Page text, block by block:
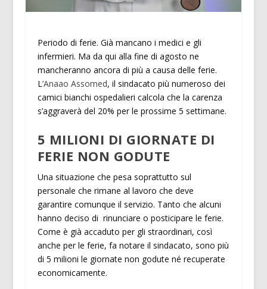
Periodo di ferie. Già mancano i medici e gli
infermieri. Ma da qui alla fine di agosto ne
mancheranno ancora di più a causa delle ferie.
L ’Anaao Assomed, il sindacato più numeroso dei
camici bianchi ospedalieri calcola che la carenza
s’aggraverà del 20% per le prossime 5 settimane.
5 MILIONI DI GIORNATE DI
FERIE NON GODUTE
Una situazione che pesa soprattutto sul
personale che rimane al lavoro che deve
garantire comunque il servizio. Tanto che alcuni
hanno deciso di rinunciare o posticipare le ferie.
Come è già accaduto per gli straordinari, così
anche per le ferie, fa notare il sindacato, sono più
di 5 milioni le giornate non godute né recuperate
economicamente.